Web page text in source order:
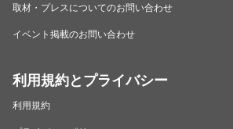
取材・プレスについてのお問い合わせ
イベント掲載のお問い合わせ
利用規約とプライバシー
利用規約